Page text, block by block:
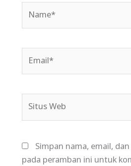
Simpan nama, email,
pada peramban ini untuk